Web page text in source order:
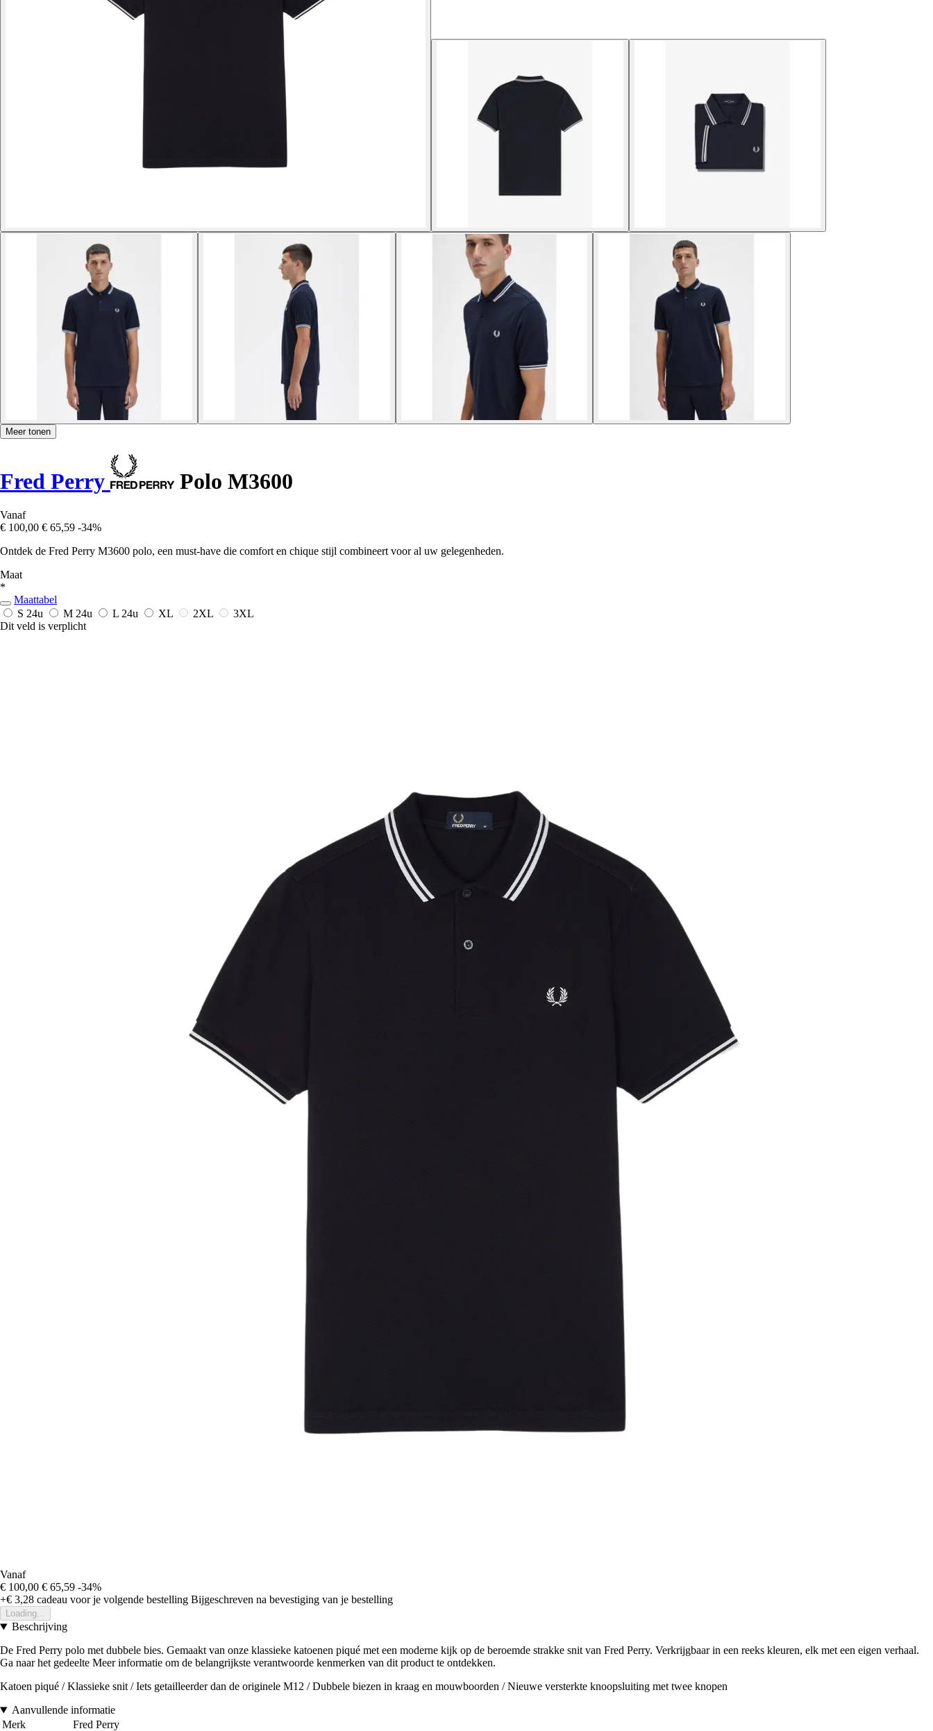
Meer tonen
Fred Perry Polo M3600
Vanaf
€ 100,00 € 65,59 -34%
Ontdek de Fred Perry M3600 polo, een must-have die comfort en chique stijl combineert voor al uw gelegenheden.
Maat
*
Maattabel
S 24u M 24u L 24u XL 2XL
3XL
Dit veld is verplicht
Vanaf
€ 100,00 € 65,59 -34%
+€ 3,28 cadeau voor je volgende bestelling Bijgeschreven na bevestiging van je bestelling
Loading...
Beschrijving
De Fred Perry polo met dubbele bies. Gemaakt van onze klassieke katoenen piqué met een moderne kijk op de beroemde strakke snit van Fred Perry. Verkrijgbaar in een reeks kleuren, elk met een eigen verhaal.
Ga naar het gedeelte Meer informatie om de belangrijkste verantwoorde kenmerken van dit product te ontdekken.
Katoen piqué / Klassieke snit / Iets getailleerder dan de originele M12 / Dubbele biezen in kraag en mouwboorden / Nieuwe versterkte knoopsluiting met twee knopen
Aanvullende informatie
Merk
Fred Perry